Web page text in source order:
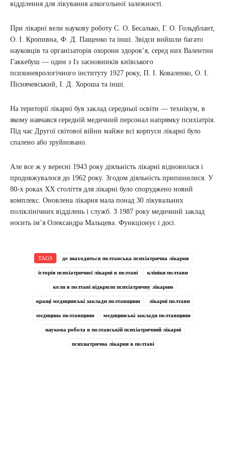
відділення для лікування алкогольної залежності.
При лікарні вели наукову роботу С. О. Бесалько, Г. О. Гольдблант,
О. І. Кропивна, Ф. Д. Пащенко та інші. Звідси вийшли багато
науковців та організаторів охорони здоров’я, серед них Валентин
Гаккебуш — один з Із засновників київського
психоневрологічного інституту 1927 року, П. І. Коваленко, О. І.
Піснячевський, І. Д. Хороша та інші.
На території лікарні був заклад середньої освіти — технікум, в
якому навчався середній медичний персонал напрямку психіатрія.
Під час Другої світової війни майже всі корпуси лікарні було
спалено або зруйновано.
Але все ж у вересні 1943 року діяльність лікарні відновилася і
продовжувалося до 1962 року. Згодом діяльність припинилися. У
80-х роках ХХ століття для лікарні було споруджено новий
комплекс. Оновлена лікарня мала понад 30 лікувальних
поліклінічних відділень і служб. З 1987 року медичний заклад
носить ім’я Олександра Мальцева. Функціонує і досі.
TAGS де знаходиться полтавська психіатрична лікарня
історія психіатричної лікарні в полтаві клініки полтави
коли в полтаві відкрили психіатричну лікарню
кращі медицинські заклади полтавщини лікарні полтави
медицина полтавщини медицинські заклади полтавщини
наукова робота в полтавській психіатричний лікарні
психиатрична лікарня в полтаві